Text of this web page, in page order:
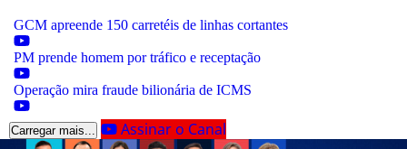
GCM apreende 150 carretéis de linhas cortantes
PM prende homem por tráfico e receptação
Operação mira fraude bilionária de ICMS
Carregar mais... Assinar o Canal